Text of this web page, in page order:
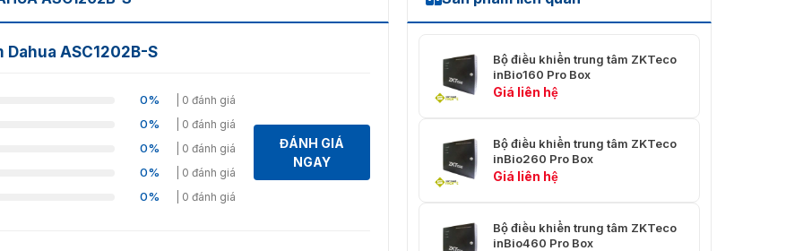
ASC1202B-S chính hãng
khiển trung tâm Dahua ASC1202B-S chính hãng với
mang đến cho khách hàng những sản phẩm có chất
khách hàng sẽ được hỗ trợ lắp đặt và bảo hành tới 12
để được tư vấn miễn phí và nhận báo giá nhanh
việc
FCC Hỗ trợ
ASC1202B-S
0% | 0 đánh giá
0% | 0 đánh giá
0% | 0 đánh giá
0% | 0 đánh giá
0% | 0 đánh giá
ĐÁNH GIÁ
NGAY
Bộ điều khiển trung tâm ZKTeco
inBio160 Pro Box
Giá liên hệ
Bộ điều khiển trung tâm ZKTeco
inBio260 Pro Box
Giá liên hệ
Bộ điều khiển trung tâm ZKTeco
inBio460 Pro Box